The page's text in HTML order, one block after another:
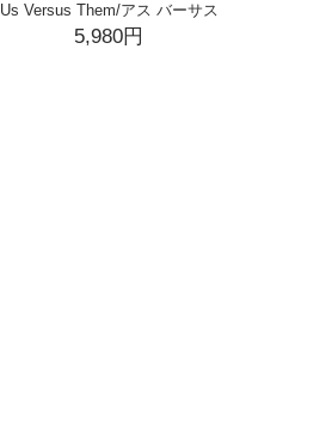
Us Versus Them/アス バーサス
5,980円